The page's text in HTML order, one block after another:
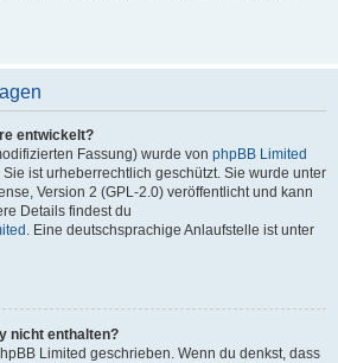
entwickelt?
Fassung) wurde von phpBB Limited
ist urheberrechtlich geschützt. Sie wurde unter
Version 2 (GPL-2.0) veröffentlicht und kann
Details findest du
. Eine deutschsprachige Anlaufstelle ist unter
nicht enthalten?
Limited geschrieben. Wenn du denkst, dass